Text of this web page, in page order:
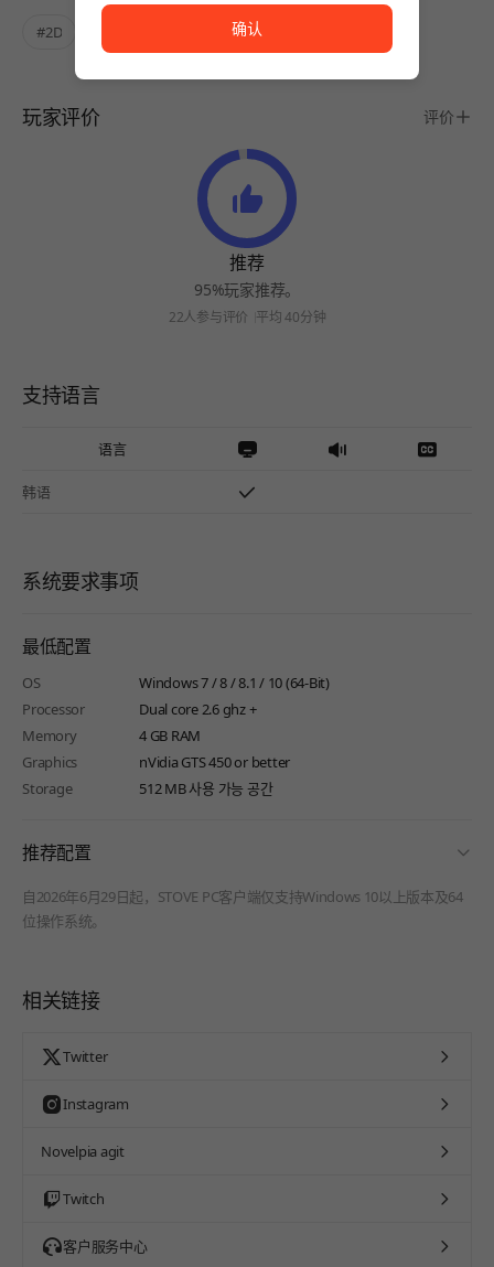
#2D #STOVE ONLY
玩家评价 评价
推荐
95%玩家推荐。
22人参与评价 平均 40分钟
支持语言
语言
韩语
系统要求事项
最低配置
OS
Windows 7 / 8 / 8.1 / 10 (64-Bit)
Processor
Dual core 2.6 ghz +
Memory
4 GB RAM
Graphics
nVidia GTS 450 or better
Storage
512 MB 사용 가능 공간
推荐配置
自2026年6月29日起，STOVE PC客户端仅支持Windows 10以上版本及64
位操作系统。
相关链接
Twitter
Instagram
Novelpia agit
Twitch
客户服务中心
确认